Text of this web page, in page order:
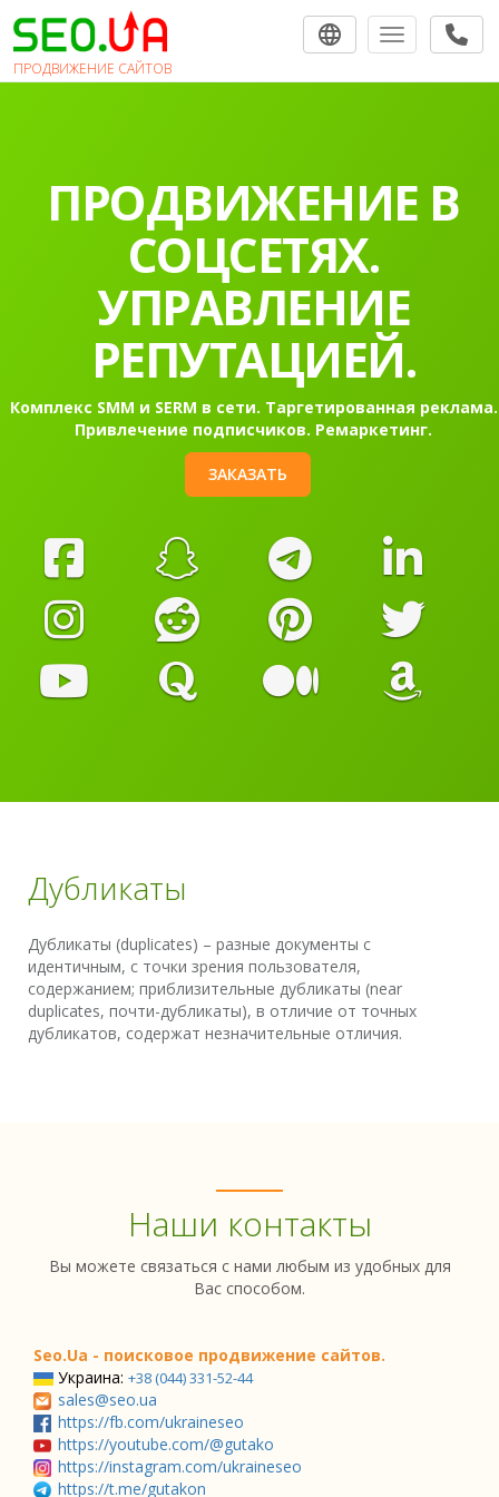
ПРОДВИЖЕНИЕ САЙТОВ
Toggle
ПРОДВИЖЕНИЕ В
СОЦСЕТЯХ.
УПРАВЛЕНИЕ
РЕПУТАЦИЕЙ.
Комплекс SMM и SERM в сети. Таргетированная реклама.
Привлечение подписчиков. Ремаркетинг.
ЗАКАЗАТЬ
Дубликаты
Дубликаты (duplicates) – разные документы с
идентичным, с точки зрения пользователя,
содержанием; приблизительные дубликаты (near
duplicates, почти-дубликаты), в отличие от точных
дубликатов, содержат незначительные отличия.
Наши контакты
Вы можете связаться с нами любым из удобных для
Вас способом.
Seo.Ua - поисковое продвижение сайтов.
Украина: +38 (044) 331-52-44
sales@seo.ua
https://fb.com/ukraineseo
https://youtube.com/@gutako
https://instagram.com/ukraineseo
https://t.me/gutakon